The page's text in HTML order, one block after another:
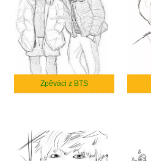
Zpěváci z BTS